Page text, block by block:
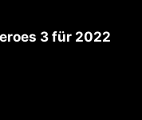
3 für 2022